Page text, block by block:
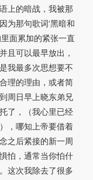
上的暗战，我被那
为那句歌词‘黑暗和
面累加的紧张一直
且可以最早放出，
我最多次思想要不
理的理由，或者简
周日早上晓东弟兄
了，（我心里已经
，哪知上帝要借着
之后紧接的新一周
怕，通常当你怕什
这次我除去了很多